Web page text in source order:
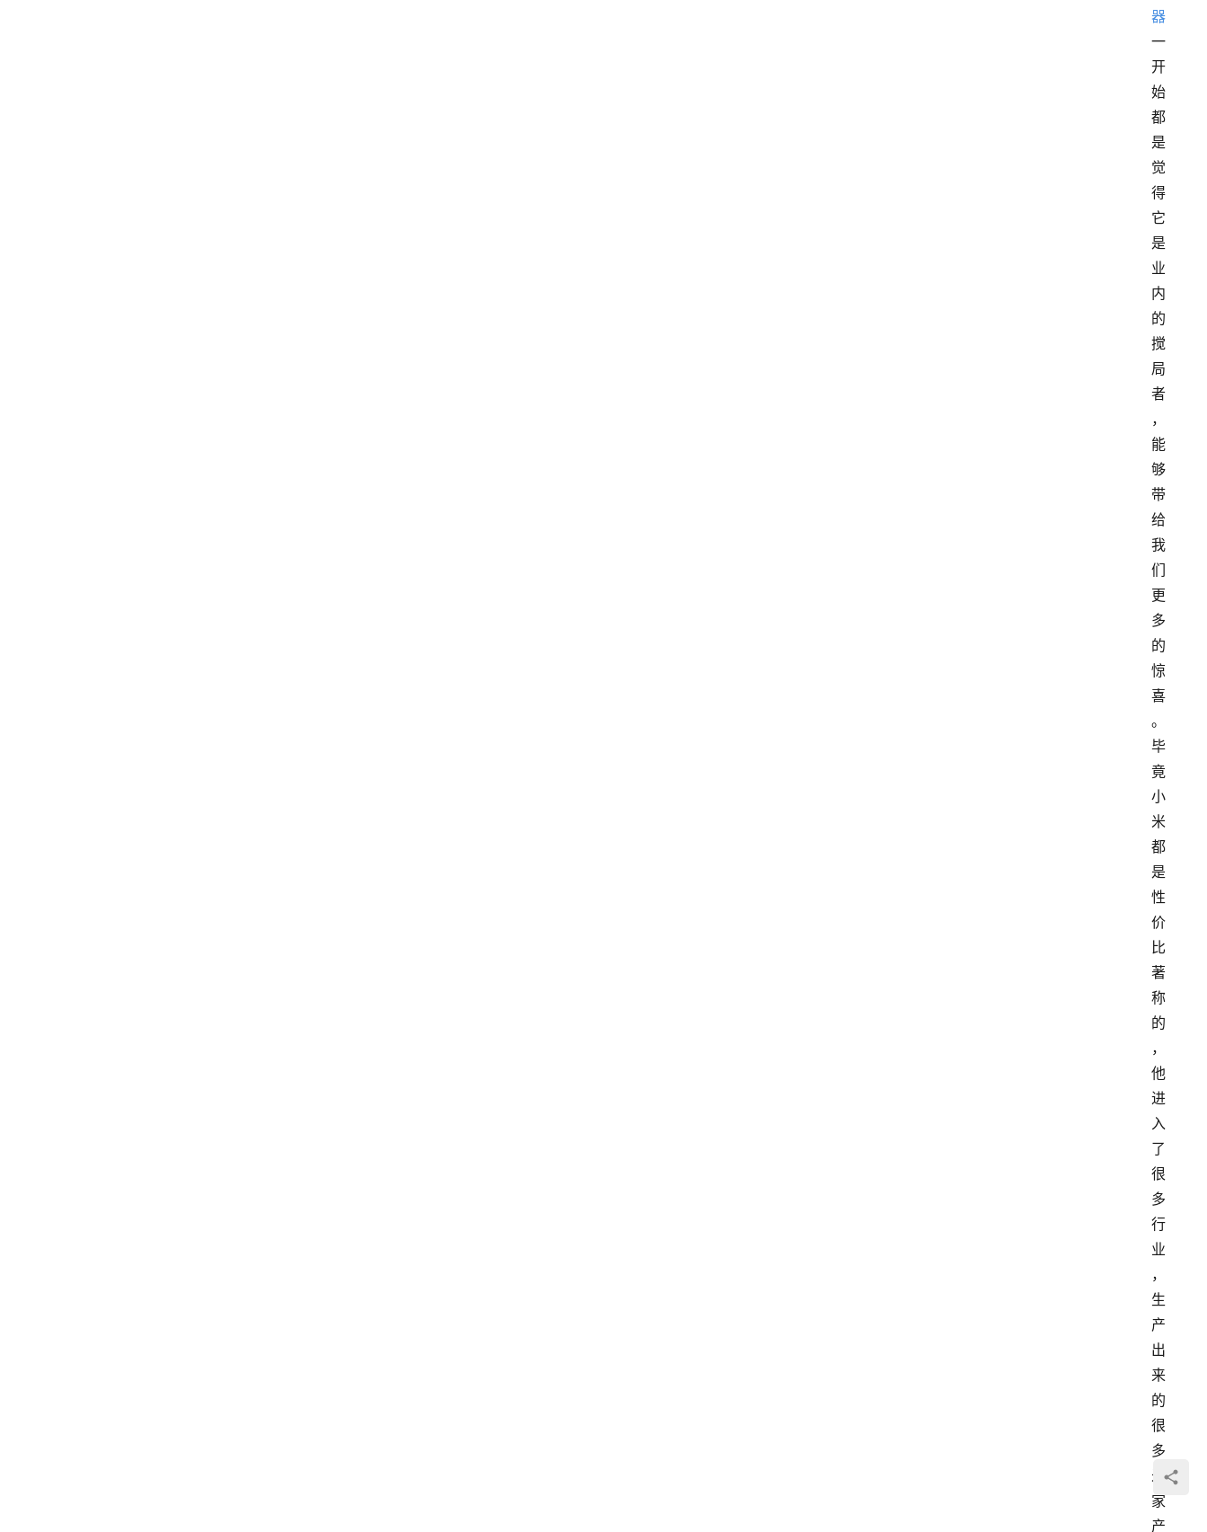
器
一
开
始
都
是
觉
得
它
是
业
内
的
搅
局
者
，
能
够
带
给
我
们
更
多
的
惊
喜
。
毕
竟
小
米
都
是
性
价
比
著
称
的
，
他
进
入
了
很
多
行
业
，
生
产
出
来
的
很
多
米
家
产